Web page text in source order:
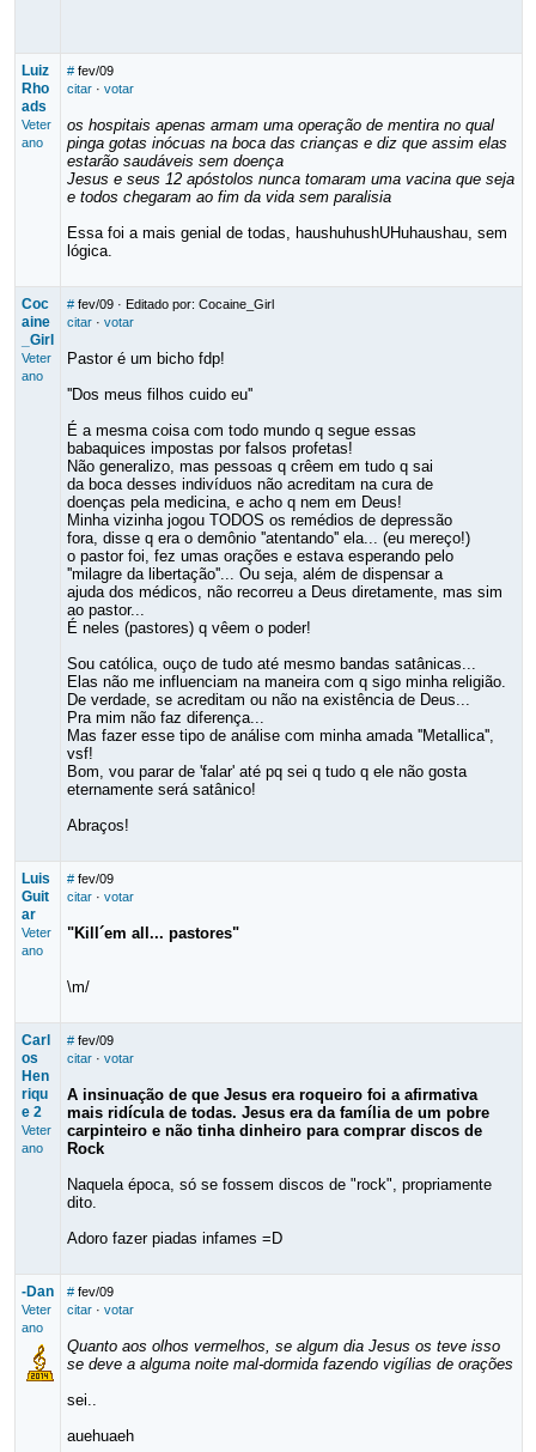
Luiz
Rho
ads
Veter
ano
# fev/09
citar· votar
os hospitais apenas armam uma operação de mentira no qual
pinga gotas inócuas na boca das crianças e diz que assim elas
estarão saudáveis sem doença
Jesus e seus 12 apóstolos nunca tomaram uma vacina que seja
e todos chegaram ao fim da vida sem paralisia
Essa foi a mais genial de todas, haushuhushUHuhaushau, sem
lógica.
Coc
aine
_Girl
Veter
ano
# fev/09· Editado por: Cocaine_Girl
citar· votar
Pastor é um bicho fdp!
''Dos meus filhos cuido eu''
É a mesma coisa com todo mundo q segue essas
babaquices impostas por falsos profetas!
Não generalizo, mas pessoas q crêem em tudo q sai
da boca desses indivíduos não acreditam na cura de
doenças pela medicina, e acho q nem em Deus!
Minha vizinha jogou TODOS os remédios de depressão
fora, disse q era o demônio ''atentando'' ela... (eu mereço!)
o pastor foi, fez umas orações e estava esperando pelo
''milagre da libertação''... Ou seja, além de dispensar a
ajuda dos médicos, não recorreu a Deus diretamente, mas sim
ao pastor...
É neles (pastores) q vêem o poder!
Sou católica, ouço de tudo até mesmo bandas satânicas...
Elas não me influenciam na maneira com q sigo minha religião.
De verdade, se acreditam ou não na existência de Deus...
Pra mim não faz diferença...
Mas fazer esse tipo de análise com minha amada ''Metallica'',
vsf!
Bom, vou parar de 'falar' até pq sei q tudo q ele não gosta
eternamente será satânico!
Abraços!
Luis
Guit
ar
Veter
ano
# fev/09
citar· votar
"Kill´em all... pastores"
\m/
Carl
os
Hen
riqu
e 2
Veter
ano
# fev/09
citar· votar
A insinuação de que Jesus era roqueiro foi a afirmativa
mais ridícula de todas. Jesus era da família de um pobre
carpinteiro e não tinha dinheiro para comprar discos de
Rock
Naquela época, só se fossem discos de "rock", propriamente
dito.
Adoro fazer piadas infames =D
-Dan
Veter
ano
# fev/09
citar· votar
Quanto aos olhos vermelhos, se algum dia Jesus os teve isso
se deve a alguma noite mal-dormida fazendo vigílias de orações
sei..
auehuaeh